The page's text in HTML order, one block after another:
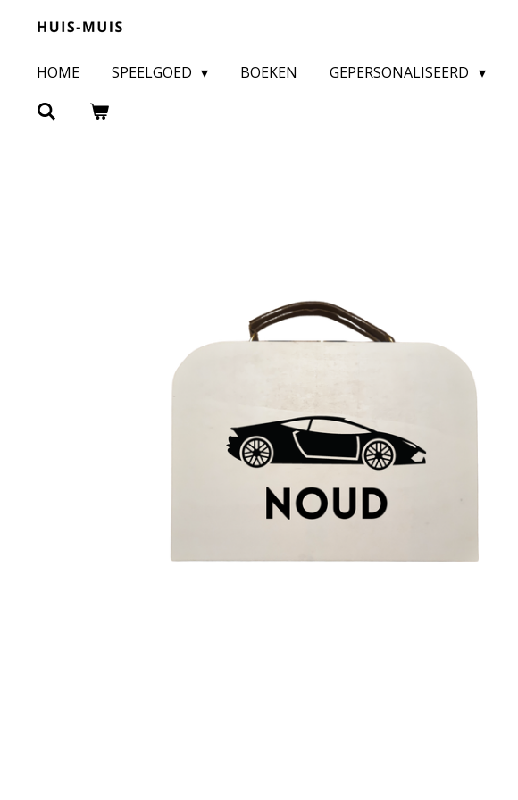
HOME SPEELGOED BOEKEN GEPERSONALISEERD